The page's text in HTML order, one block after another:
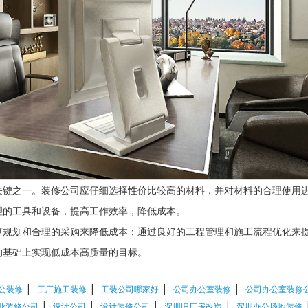
之一。装修公司应仔细选择性价比较高的材料，并对材料的合理使
工具和设备，提高工作效率，降低成本。
划和合理的采购来降低成本；通过良好的工程管理和施工流程优化
础上实现低成本高质量的目标。
装修 | 工厂施工装修 | 工装公司哪家好 | 公司办公室装修 |
公司办公室装修